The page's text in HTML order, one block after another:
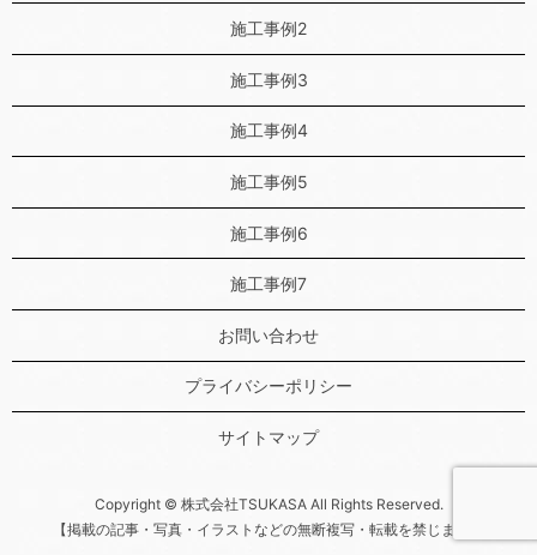
施工事例2
施工事例3
施工事例4
施工事例5
施工事例6
施工事例7
お問い合わせ
プライバシーポリシー
サイトマップ
Copyright © 株式会社TSUKASA All Rights Reserved.
【掲載の記事・写真・イラストなどの無断複写・転載を禁じます】